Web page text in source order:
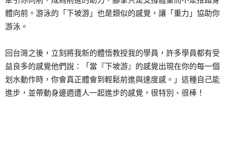
體向前。游泳的「下坡游」也是類似的感覺，讓「重力」協助你
游泳。
回台灣之後，立刻將我新的體悟教授我的學員，許多學員都有受
益良多的感覺他們說：「當『下坡游』的感覺出現在你的每一個
划水動作時，你會真正體會到輕鬆前進與速度感。」這種自己能
進步，並帶動身邊週遭人一起進步的感覺，很特別、很棒！